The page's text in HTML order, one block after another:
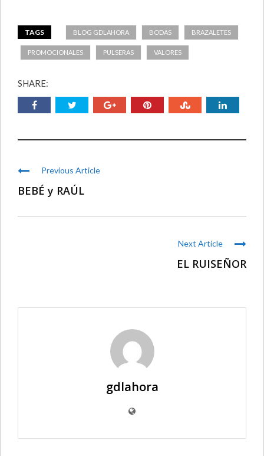
TAGS BLOG GDLAHORA BODAS BRAZALETES
PROMOCIONALES PULSERAS VALORES
SHARE:
Previous Article
BEBÉ y RAÚL
Next Article
EL RUISEÑOR
gdlahora